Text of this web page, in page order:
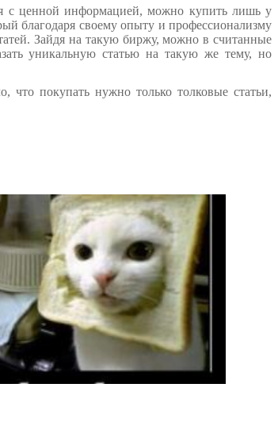
с ценной информацией, можно купить лишь у
благодаря своему опыту и профессионализму
Зайдя на такую биржу, можно в считанные
уникальную статью на такую же тему, но
покупать нужно только толковые статьи,